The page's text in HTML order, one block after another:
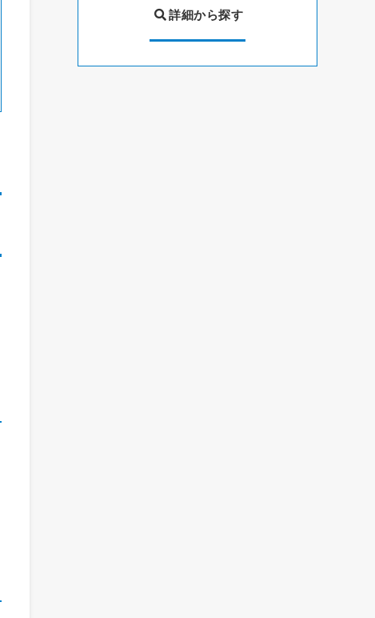
詳細から探す